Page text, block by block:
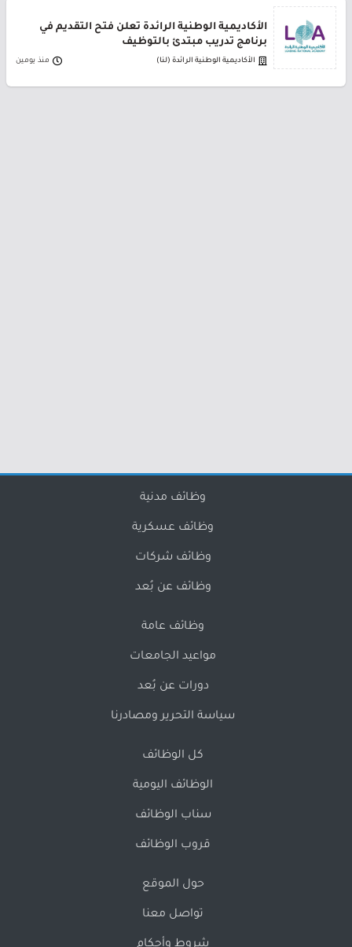
الأكاديمية الوطنية الرائدة تعلن فتح التقديم في
برنامج تدريب مبتدئ بالتوظيف
الأكاديمية الوطنية الرائدة (لنا) منذ يومين
وظائف مدنية
وظائف عسكرية
وظائف شركات
وظائف عن بُعد
وظائف عامة
مواعيد الجامعات
دورات عن بُعد
سياسة التحرير ومصادرنا
كل الوظائف
الوظائف اليومية
سناب الوظائف
قروب الوظائف
حول الموقع
تواصل معنا